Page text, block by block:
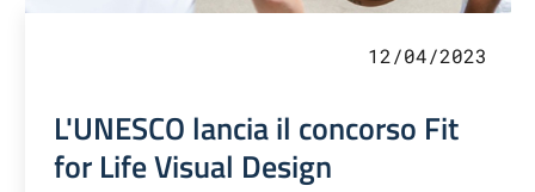
12/04/2023
L'UNESCO lancia il concorso Fit
for Life Visual Design